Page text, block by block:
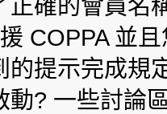
正確的會員名
COPPA 並
的提示完成規
動? 一些討論